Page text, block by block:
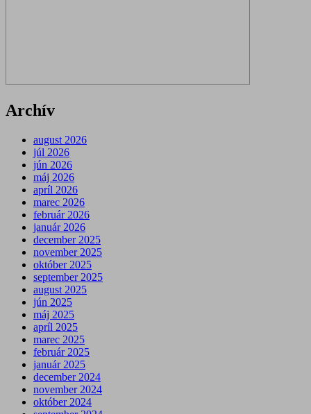
Archív
august 2026
júl 2026
jún 2026
máj 2026
apríl 2026
marec 2026
február 2026
január 2026
december 2025
november 2025
október 2025
september 2025
august 2025
jún 2025
máj 2025
apríl 2025
marec 2025
február 2025
január 2025
december 2024
november 2024
október 2024